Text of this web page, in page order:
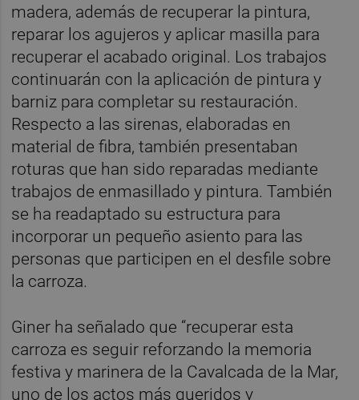
madera, además de recuperar la pintura,
reparar los agujeros y aplicar masilla para
recuperar el acabado original. Los trabajos
continuarán con la aplicación de pintura y
barniz para completar su restauración.
Respecto a las sirenas, elaboradas en
material de fibra, también presentaban
roturas que han sido reparadas mediante
trabajos de enmasillado y pintura. También
se ha readaptado su estructura para
incorporar un pequeño asiento para las
personas que participen en el desfile sobre
la carroza.
Giner ha señalado que “recuperar esta
carroza es seguir reforzando la memoria
festiva y marinera de la Cavalcada de la Mar,
uno de los actos más queridos y